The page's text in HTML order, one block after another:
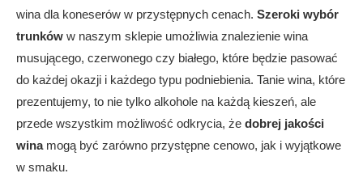
wina dla koneserów w przystępnych cenach. Szeroki wybór
trunków w naszym sklepie umożliwia znalezienie wina
musującego, czerwonego czy białego, które będzie pasować
do każdej okazji i każdego typu podniebienia. Tanie wina, które
prezentujemy, to nie tylko alkohole na każdą kieszeń, ale
przede wszystkim możliwość odkrycia, że dobrej jakości
winamogą być zarówno przystępne cenowo, jak i wyjątkowe
w smaku.